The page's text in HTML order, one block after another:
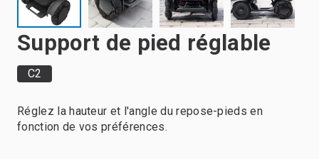
Support de pied réglable
C2
Réglez la hauteur et l'angle du repose-pieds en
fonction de vos préférences.